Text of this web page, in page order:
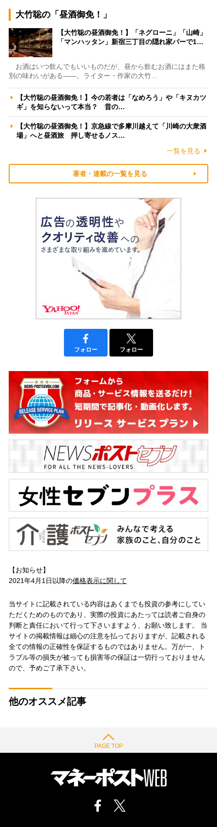
大竹聡の「昼酒御免！」
【大竹聡の昼酒御免！】「ネグローニ」「山崎」
「マンハッタン」新宿三丁目の隠れ家バーで1…
お酒はいつ飲んでもいいものだが、昼から飲むお酒にはまた格
別の味わいがある――。ライター・作家の大竹…
【大竹聡の昼酒御免！】今の若者は「なめろう」や「キヌカツ
ギ」を知らないって本当？ 昔の…
【大竹聡の昼酒御免！】京急線で多摩川越えて「川崎の大衆酒
場」へと昼酒旅 押し寄せるノス…
一覧を見る
著者・連載の一覧を見る
フォロー フォロー
【お知らせ】
2021年4月1日以降の価格表示に関して
当サイトに記載されている内容はあくまでも投資の参考にしてい
ただくためのものであり、実際の投資にあたっては読者ご自身の
判断と責任において行って下さいますよう、お願い致します。 当
サイトの掲載情報は細心の注意を払っておりますが、記載される
全ての情報の正確性を保証するものではありません。万が一、ト
ラブル等の損失が被っても損害等の保証は一切行っておりません
ので、予めご了承下さい。
他のオススメ記事
PAGE TOP